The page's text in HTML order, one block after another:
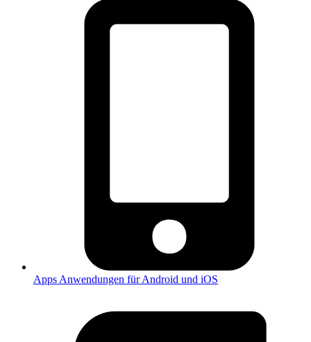
Apps Anwendungen für Android und iOS